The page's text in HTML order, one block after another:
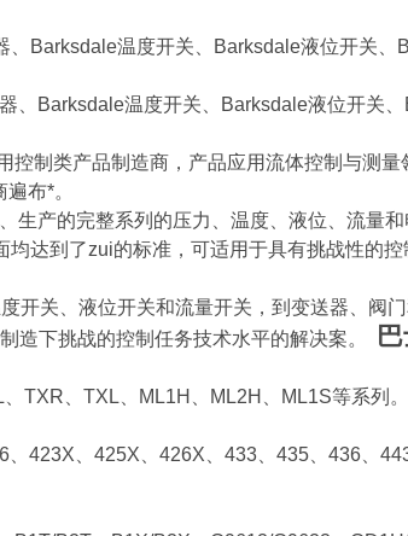
Barksdale温度开关、Barksdale液位开关、
Barksdale温度开关、Barksdale液位开关、
控制类产品制造商，产品应用流体控制与测
布*。
生产的完整系列的压力、温度、液位、流量
达到了zui的标准，可适用于具有挑战性的
关、液位开关和流量开关，到变送器、阀门
造下挑战的控制任务技术水平的解决案。
TXR、TXL、ML1H、ML2H、ML1S等系列。
423X、425X、426X、433、435、436、